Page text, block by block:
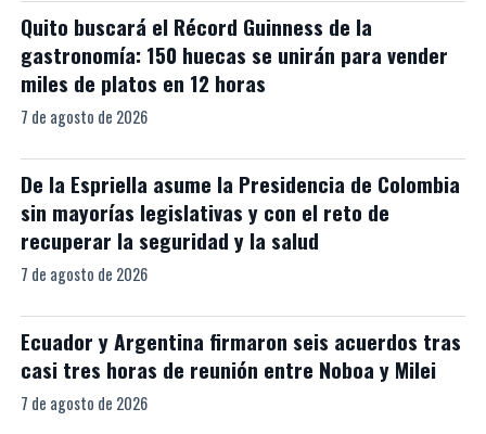
Quito buscará el Récord Guinness de la
gastronomía: 150 huecas se unirán para vender
miles de platos en 12 horas
7 de agosto de 2026
De la Espriella asume la Presidencia de Colombia
sin mayorías legislativas y con el reto de
recuperar la seguridad y la salud
7 de agosto de 2026
Ecuador y Argentina firmaron seis acuerdos tras
casi tres horas de reunión entre Noboa y Milei
7 de agosto de 2026